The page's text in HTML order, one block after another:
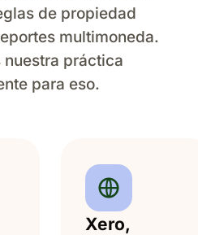
de propiedad
multimoneda.
nuestra práctica
para eso.
Xero,